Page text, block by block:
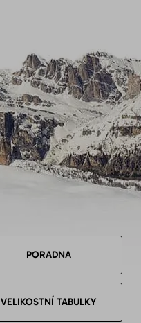
PORADNA
VELIKOSTNÍ TABULKY